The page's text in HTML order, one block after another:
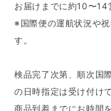
お届けまでに約10〜14
※国際便の運航状況や
す。
検品完了次第、順次国
の日時指定は受け付け
商品到着までにお時間